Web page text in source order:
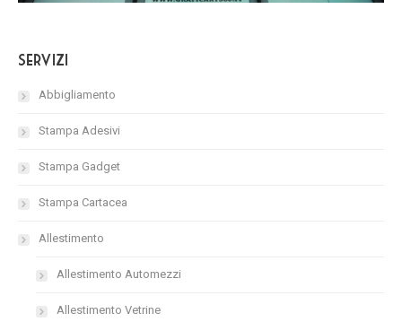
Servizi
Abbigliamento
Stampa Adesivi
Stampa Gadget
Stampa Cartacea
Allestimento
Allestimento Automezzi
Allestimento Vetrine